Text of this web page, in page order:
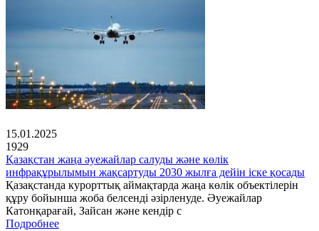
15.01.2025
1929
Қазақстан жаңа әуежайлар салуды және көлік
инфрақұрылымын жақсартуды 2030 жылға дейін іске қосады
Қазақстанда курорттық аймақтарда жаңа көлік объектілерін
құру бойынша жоба белсенді әзірленуде. Әуежайлар
Катонқарағай, Зайсан және кендір с
Подробнее